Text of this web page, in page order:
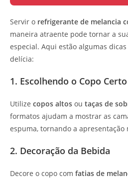
Servir o refrigerante de melancia
maneira atraente pode tornar a
especial. Aqui estão algumas
delícia:
1. Escolhendo o Copo Certo
Utilize copos altos ou taças de
formatos ajudam a mostrar as
espuma, tornando a apresentação
2. Decoração da Bebida
Decore o copo com fatias de